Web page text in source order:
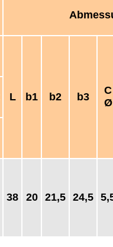
L b1 b2 b3
C
Ø
38
20 21,5 24,5